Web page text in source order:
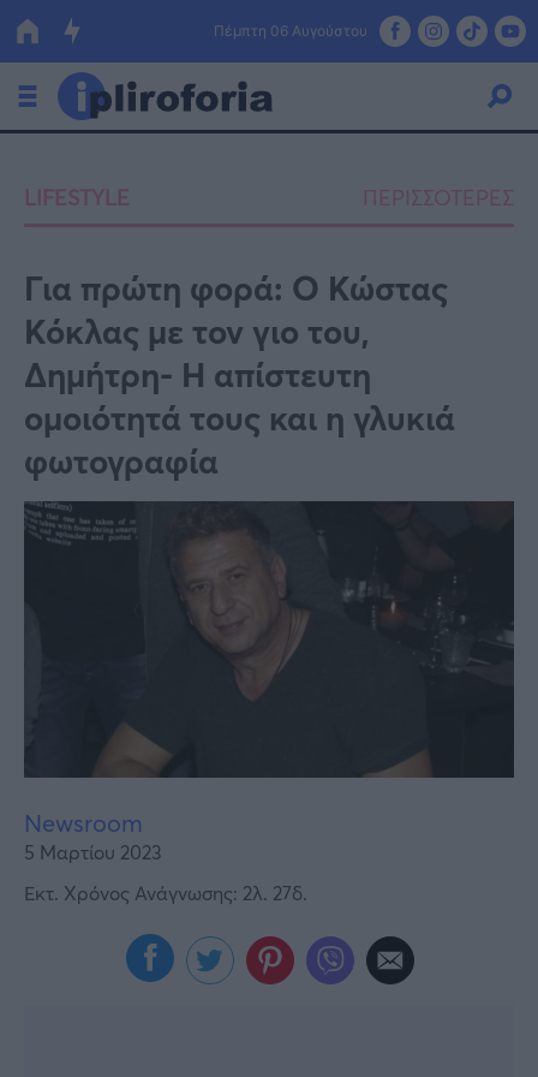
Πέμπτη 06 Αυγούστου
Οικονομία
Πολιτική
Τράπεζες
Επιδοτήσεις
ΕΣΠΑ
Κόσμος
Lifestyle
Αθλητικά
Υγεία
LIFESTYLE ΠΕΡΙΣΣΟΤΕΡΕΣ
Για πρώτη φορά: Ο Κώστας
Κόκλας με τον γιο του,
Δημήτρη- Η απίστευτη
ομοιότητά τους και η γλυκιά
φωτογραφία
Newsroom
5 Μαρτίου 2023
Εκτ. Χρόνος Ανάγνωσης: 2λ. 27δ.